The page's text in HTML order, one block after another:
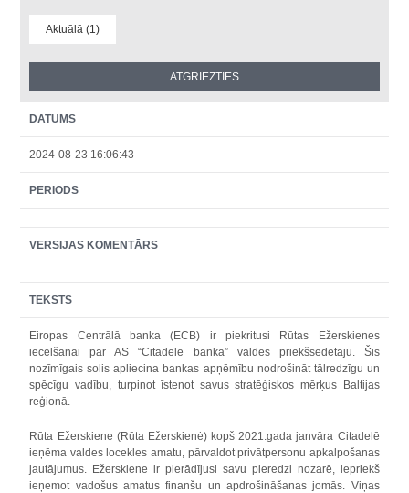
Aktuālā (1)
DATUMS
2024-08-23 16:06:43
PERIODS
VERSIJAS KOMENTĀRS
TEKSTS
Eiropas Centrālā banka (ECB) ir piekritusi Rūtas Ežerskienes
iecelšanai par AS “Citadele banka” valdes priekšsēdētāju. Šis
nozīmīgais solis apliecina bankas apņēmību nodrošināt tālredzīgu un
spēcīgu vadību, turpinot īstenot savus stratēģiskos mērķus Baltijas
reģionā.
Rūta Ežerskiene (Rūta Ežerskienė) kopš 2021.gada janvāra Citadelē
ieņēma valdes locekles amatu, pārvaldot privātpersonu apkalpošanas
jautājumus. Ežerskiene ir pierādījusi savu pieredzi nozarē, iepriekš
ieņemot vadošus amatus finanšu un apdrošināšanas jomās. Viņas